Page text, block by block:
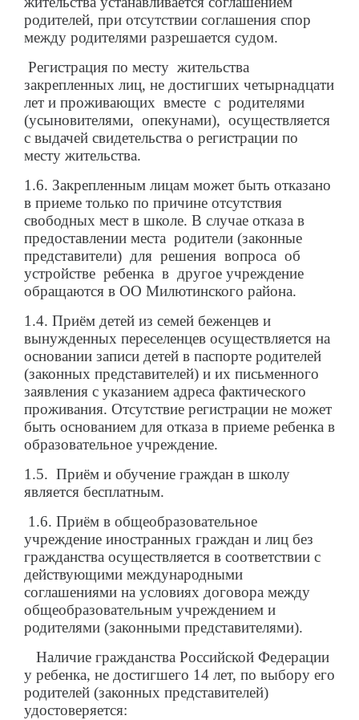
родителей, при отсутствии соглашения спор
между родителями разрешается судом.
Регистрация по месту жительства
закрепленных лиц, не достигших четырнадцати
лет и проживающих вместе с родителями
(усыновителями, опекунами), осуществляется
с выдачей свидетельства о регистрации по
месту жительства.
1.6. Закрепленным лицам может быть отказано
в приеме только по причине отсутствия
свободных мест в школе. В случае отказа в
предоставлении места родители (законные
представители) для решения вопроса об
устройстве ребенка в другое учреждение
обращаются в ОО Милютинского района.
1.4. Приём детей из семей беженцев и
вынужденных переселенцев осуществляется на
основании записи детей в паспорте родителей
(законных представителей) и их письменного
заявления с указанием адреса фактического
проживания. Отсутствие регистрации не может
быть основанием для отказа в приеме ребенка в
образовательное учреждение.
1.5. Приём и обучение граждан в школу
является бесплатным.
1.6. Приём в общеобразовательное
учреждение иностранных граждан и лиц без
гражданства осуществляется в соответствии с
действующими международными
соглашениями на условиях договора между
общеобразовательным учреждением и
родителями (законными представителями).
Наличие гражданства Российской Федерации
у ребенка, не достигшего 14 лет, по выбору его
родителей (законных представителей)
удостоверяется: